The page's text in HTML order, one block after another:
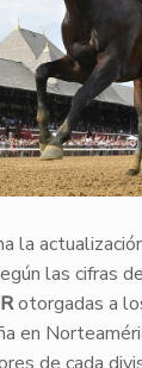
la
las cifras de
otorgadas a
en